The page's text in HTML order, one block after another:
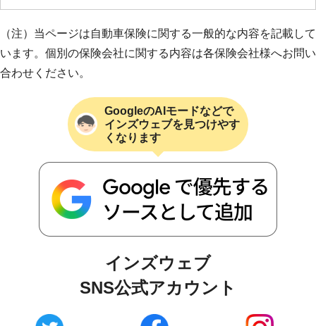
（注）当ページは自動車保険に関する一般的な内容を記載して
います。個別の保険会社に関する内容は各保険会社様へお問い
合わせください。
GoogleのAIモードなどで
インズウェブを見つけやす
くなります
インズウェブ
SNS公式アカウント